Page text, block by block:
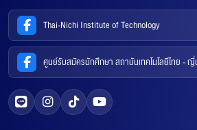
Thai-Nichi Institute of Technology
ศูนย์รับสมัครนักศึกษา สถาบันเทคโนโลยีไทย -